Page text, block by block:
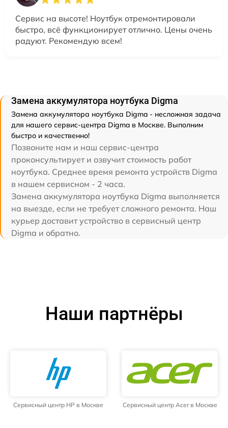
Сервис на высоте! Ноутбук отремонтировали
быстро, всё функционирует отлично. Цены очень
радуют. Рекомендую всем!
Замена аккумулятора ноутбука Digma
Замена аккумулятора ноутбука Digma - несложная задача
для нашего сервис-центра Digma в Москве. Выполним
быстро и качественно!
Позвоните нам и наш сервис-центра
проконсультирует и озвучит стоимость работ
ноутбука. Среднее время ремонта устройств Digma
в нашем сервисном - 2 часа.
Замена аккумулятора ноутбука Digma выполняется
на выезде, если не требует сложного ремонта. Наш
курьер доставит устройство в сервисный центр
Digma и обратно.
Наши партнёры
Сервисный центр HP в Москве Сервисный центр Acer в Москве